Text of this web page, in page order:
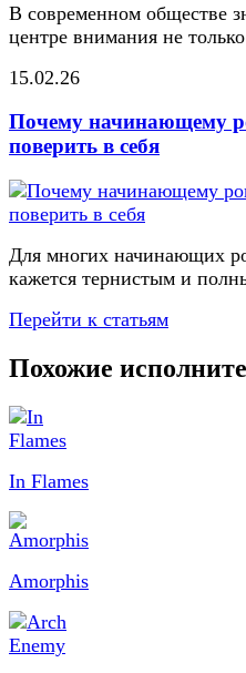
В современном обществе
центре внимания не
15.02.26
Почему начинающему
поверить в себя
Для многих начинающих
кажется тернистым и
Перейти к статьям
Похожие
In Flames
Amorphis